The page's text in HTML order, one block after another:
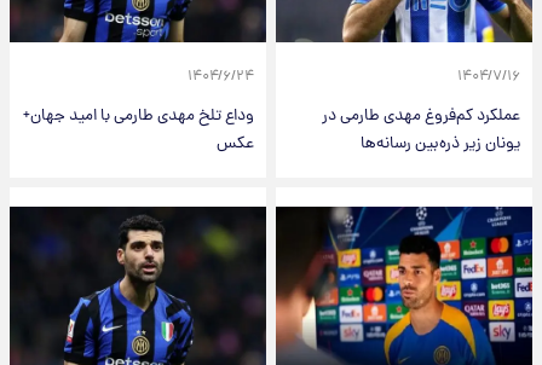
۱۴۰۴/۷/۱۶
عملکرد کم‌فروغ مهدی طارمی در
یونان زیر ذره‌بین رسانه‌ها
۱۴۰۴/۶/۲۴
وداع تلخ مهدی طارمی با امید جهان+
عکس